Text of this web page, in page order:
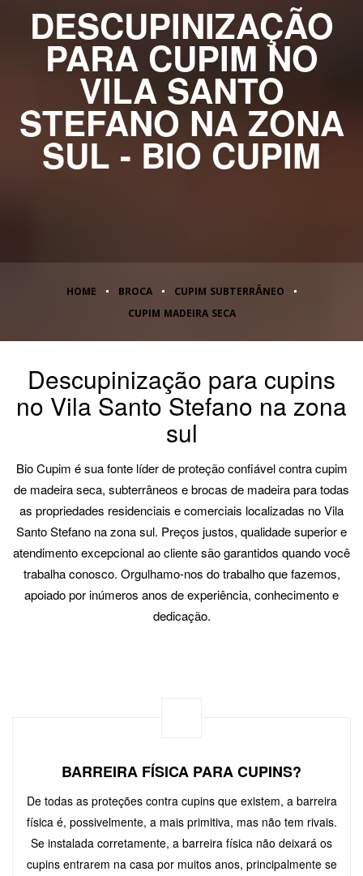
DESCUPINIZAÇÃO
PARA CUPIM NO
VILA SANTO
STEFANO NA ZONA
SUL - BIO CUPIM
HOME BROCA
CUPIM SUBTERRÂNEO
CUPIM MADEIRA SECA
Descupinização para cupins
no Vila Santo Stefano na zona
sul
Bio Cupim é sua fonte líder de proteção confiável contra cupim
de madeira seca, subterrâneos e brocas de madeira para todas
as propriedades residenciais e comerciais localizadas no Vila
Santo Stefano na zona sul. Preços justos, qualidade superior e
atendimento excepcional ao cliente são garantidos quando você
trabalha conosco. Orgulhamo-nos do trabalho que fazemos,
apoiado por inúmeros anos de experiência, conhecimento e
dedicação.
BARREIRA FÍSICA PARA CUPINS?
De todas as proteções contra cupins que existem, a barreira
física é, possivelmente, a mais primitiva, mas não tem rivais.
Se instalada corretamente, a barreira física não deixará os
cupins entrarem na casa por muitos anos, principalmente se